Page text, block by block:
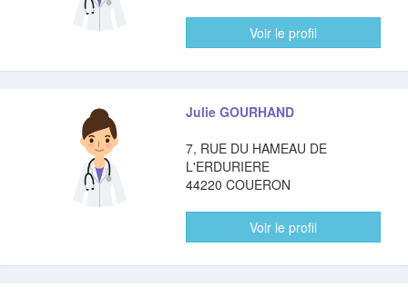
Voir le profil
Julie GOURHAND
7, RUE DU HAMEAU DE
L'ERDURIERE
44220 COUERON
Voir le profil